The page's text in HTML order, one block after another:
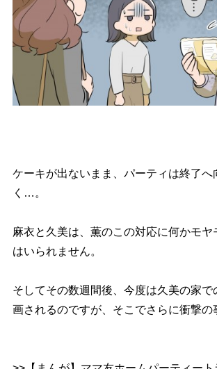
ケーキが出ないまま、パーティは終了へ
く…。
麻衣と久美は、薫のこの対応に何かモヤ
はいられません。
そしてその数週間後、今度は久美の家で
画されるのですが、そこでさらに衝撃の